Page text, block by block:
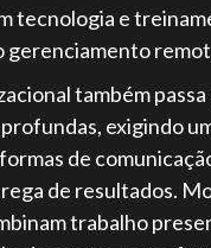
tecnologia e
gerenciamento
também
exigindo
de
de resultados.
trabalho